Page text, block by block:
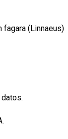
fagara (Linnaeus)